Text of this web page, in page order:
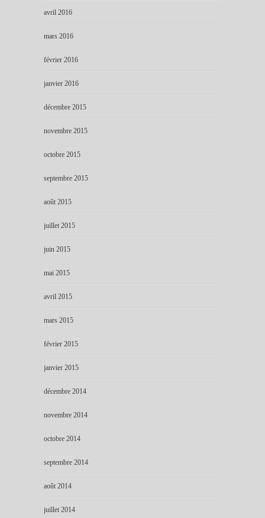
avril 2016
mars 2016
février 2016
janvier 2016
décembre 2015
novembre 2015
octobre 2015
septembre 2015
août 2015
juillet 2015
juin 2015
mai 2015
avril 2015
mars 2015
février 2015
janvier 2015
décembre 2014
novembre 2014
octobre 2014
septembre 2014
août 2014
juillet 2014